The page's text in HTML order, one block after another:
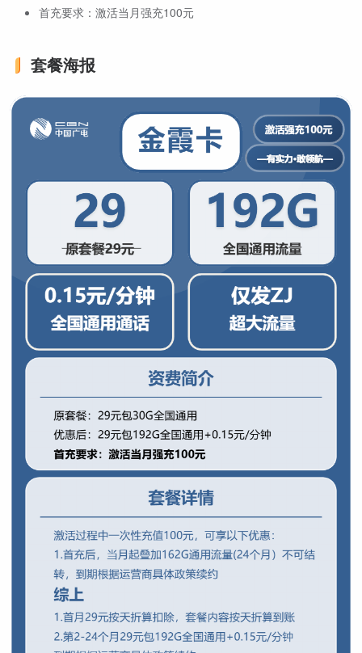
首充要求：激活当月强充100元
套餐海报